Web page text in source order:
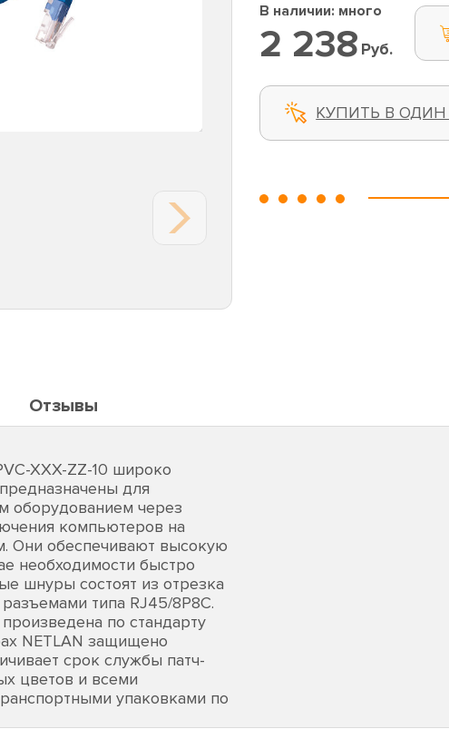
В наличии: много
2 238 Руб.
КУПИТЬ В
Отзывы
XXX-ZZ-10 широко
для
оборудованием через
компьютеров на
Они обеспечивают высокую
необходимости быстро
шнуры состоят из отрезка
типа RJ45/8P8C.
по стандарту
NETLAN защищено
срок службы патч-
цветов и всеми
упаковками по